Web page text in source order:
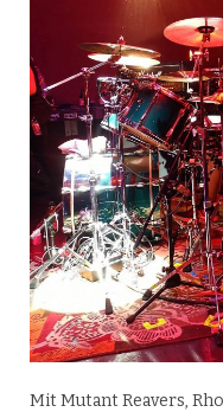
Mit Mutant Reavers,